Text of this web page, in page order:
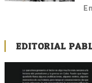
EDITORIAL